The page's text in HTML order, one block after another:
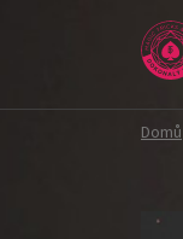
Domů